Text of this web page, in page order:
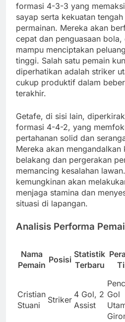
formasi 4-3-3 yang
sayap serta kekuatan
permainan. Mereka akan
cepat dan penguasaan bola,
mampu menciptakan
tinggi. Salah satu pemain
diperhatikan adalah striker
cukup produktif dalam
terakhir.
Getafe, di sisi lain,
formasi 4-4-2, yang
pertahanan solid dan
Mereka akan mengandalkan
belakang dan pergerakan
memancing kesalahan
kemungkinan akan
menjaga stamina dan
situasi di lapangan.
Analisis Performa
Nama
Pemain
Posisi
Statistik
Terbaru
Cristian
Stuani
Striker
4 Gol, 2
Assist
Gol